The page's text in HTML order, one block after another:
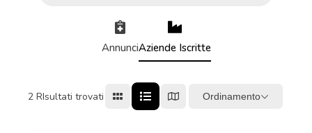
AnnunciAziende Iscritte
2 RIsultati trovati Ordinamento